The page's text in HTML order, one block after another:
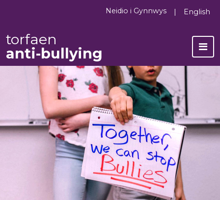
Neidio i Gynnwys English
torfaen
anti-bullying